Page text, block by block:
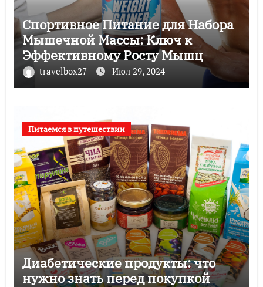
Спортивное Питание для Набора
Мышечной Массы: Ключ к
Эффективному Росту Мышц
travelbox27_ Июл 29, 2024
Питаемся в путешествии
Диабетические продукты: что
нужно знать перед покупкой